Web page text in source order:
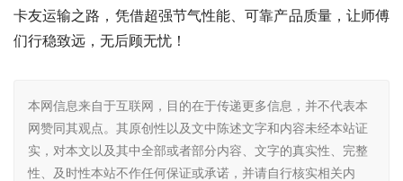
卡友运输之路，凭借超强节气性能、可靠产品质量，让师傅
们行稳致远，无后顾无忧！
本网信息来自于互联网，目的在于传递更多信息，并不代表本
网赞同其观点。其原创性以及文中陈述文字和内容未经本站证
实，对本文以及其中全部或者部分内容、文字的真实性、完整
性、及时性本站不作任何保证或承诺，并请自行核实相关内